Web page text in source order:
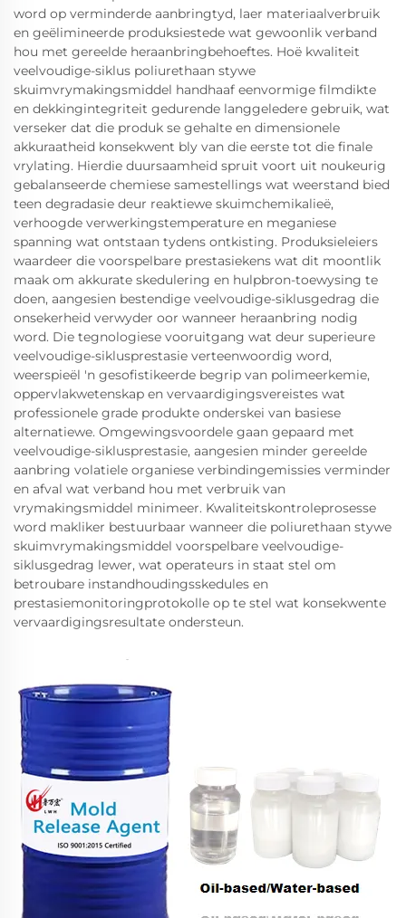
word op verminderde aanbringtyd, laer materiaalverbruik
en geëlimineerde produksiestede wat gewoonlik verband
hou met gereelde heraanbringbehoeftes. Hoë kwaliteit
veelvoudige-siklus poliurethaan stywe
skuimvrymakingsmiddel handhaaf eenvormige filmdikte
en dekkingintegriteit gedurende langgeledere gebruik, wat
verseker dat die produk se gehalte en dimensionele
akkuraatheid konsekwent bly van die eerste tot die finale
vrylating. Hierdie duursaamheid spruit voort uit noukeurig
gebalanseerde chemiese samestellings wat weerstand bied
teen degradasie deur reaktiewe skuimchemikalieë,
verhoogde verwerkingstemperature en meganiese
spanning wat ontstaan tydens ontkisting. Produksieleiers
waardeer die voorspelbare prestasiekens wat dit moontlik
maak om akkurate skedulering en hulpbron-toewysing te
doen, aangesien bestendige veelvoudige-siklusgedrag die
onsekerheid verwyder oor wanneer heraanbring nodig
word. Die tegnologiese vooruitgang wat deur superieure
veelvoudige-siklusprestasie verteenwoordig word,
weerspieël 'n gesofistikeerde begrip van polimeerkemie,
oppervlakwetenskap en vervaardigingsvereistes wat
professionele grade produkte onderskei van basiese
alternatiewe. Omgewingsvoordele gaan gepaard met
veelvoudige-siklusprestasie, aangesien minder gereelde
aanbring volatiele organiese verbindingemissies verminder
en afval wat verband hou met verbruik van
vrymakingsmiddel minimeer. Kwaliteitskontroleprosesse
word makliker bestuurbaar wanneer die poliurethaan stywe
skuimvrymakingsmiddel voorspelbare veelvoudige-
siklusgedrag lewer, wat operateurs in staat stel om
betroubare instandhoudingsskedules en
prestasiemonitoringprotokolle op te stel wat konsekwente
vervaardigingsresultate ondersteun.